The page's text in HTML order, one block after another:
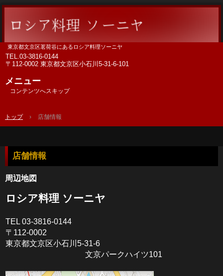
東京都文京区茗荷谷にあるロシア料理ソーニヤ
TEL.03-3816-0144
〒112-0002 東京都文京区小石川5-31-6-101
メニュー
コンテンツへスキップ
トップ › 店舗情報
店舗情報
周辺地図
ロシア料理 ソーニヤ
TEL 03-3816-0144
〒112-0002
東京都文京区小石川5-31-6
文京パークハイツ101